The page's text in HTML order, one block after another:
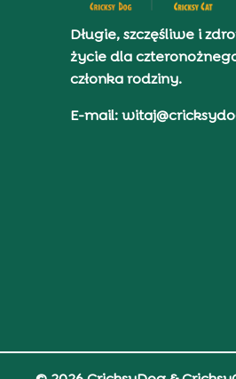
Długie, szczęśliwe i
życie dla
członka rodziny.
E-mail: